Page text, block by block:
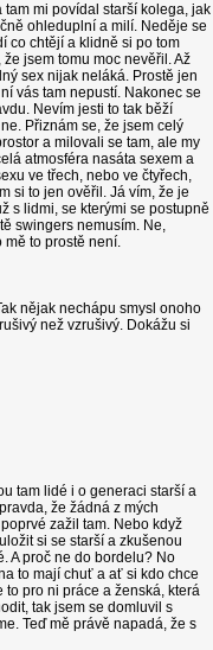
mi povídal starší kolega, jak
ohleduplní a milí. Neděje se
co chtějí a klidně si po tom
jsem tomu moc nevěřil. Až
sex nijak neláká. Prostě jen
vás tam nepustí. Nakonec se
Nevím jesti to tak běží
Přiznám se, že jsem celý
a milovali se tam, ale my
atmosféra nasáta sexem a
ve třech, nebo ve čtyřech,
si to jen ověřil. Já vím, že je
s lidmi, se kterými se postupně
swingers nemusím. Ne,
to prostě není.
nějak nechápu smysl onoho
než vzrušivý. Dokážu si
tam lidé i o generaci starší a
že žádná z mých
zažil tam. Nebo když
si se starší a zkušenou
A proč ne do bordelu? No
to mají chuť a ať si kdo chce
to pro ni práce a ženská, která
tak jsem se domluvil s
Teď mě právě napadá, že s